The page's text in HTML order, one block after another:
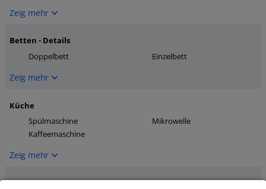
Zeig mehr
Betten - Details
Doppelbett
Einzelbett
Zeig mehr
Küche
Spülmaschine
Mikrowelle
Kaffeemaschine
Zeig mehr
Medien